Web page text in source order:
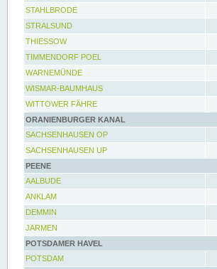
STAHLBRODE
STRALSUND
THIESSOW
TIMMENDORF POEL
WARNEMÜNDE
WISMAR-BAUMHAUS
WITTOWER FÄHRE
ORANIENBURGER KANAL
SACHSENHAUSEN OP
SACHSENHAUSEN UP
PEENE
AALBUDE
ANKLAM
DEMMIN
JARMEN
POTSDAMER HAVEL
POTSDAM